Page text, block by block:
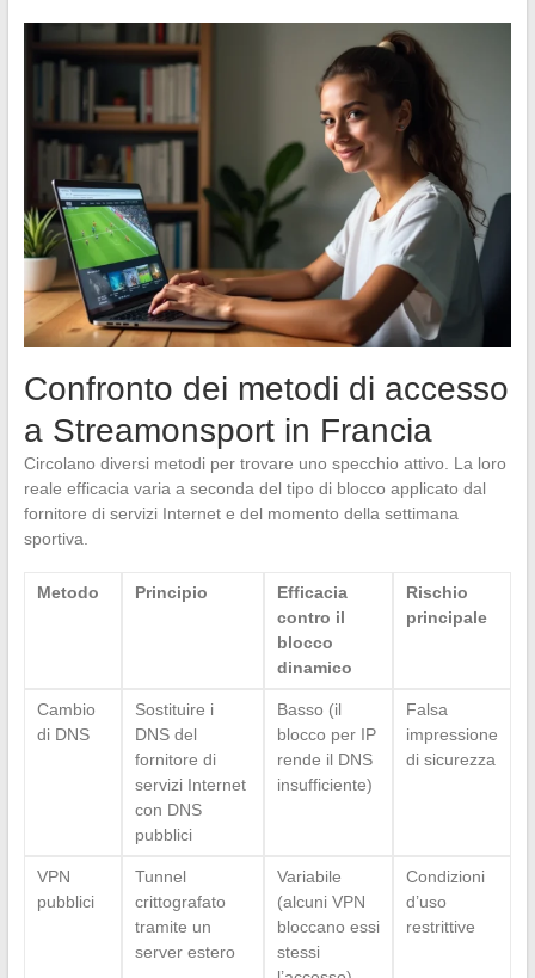
Confronto dei metodi di accesso
a Streamonsport in Francia
Circolano diversi metodi per trovare uno specchio attivo. La loro
reale efficacia varia a seconda del tipo di blocco applicato dal
fornitore di servizi Internet e del momento della settimana
sportiva.
Metodo Principio
Efficacia
contro il
blocco
dinamico
Rischio
principale
Cambio
di DNS
Sostituire i
DNS del
fornitore di
servizi Internet
con DNS
pubblici
Basso (il
blocco per IP
rende il DNS
insufficiente)
Falsa
impressione
di sicurezza
VPN
pubblici
Tunnel
crittografato
tramite un
server estero
Variabile
(alcuni VPN
bloccano essi
stessi
Condizioni
d’uso
restrittive